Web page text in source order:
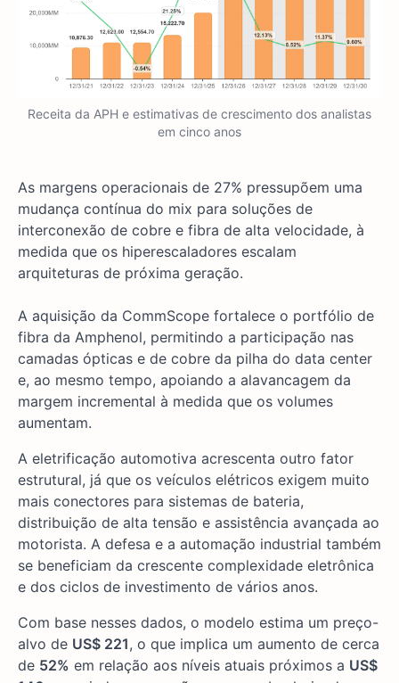
Receita da APH e estimativas de crescimento dos analistas
em cinco anos
As margens operacionais de 27% pressupõem uma
mudança contínua do mix para soluções de
interconexão de cobre e fibra de alta velocidade, à
medida que os hiperescaladores escalam
arquiteturas de próxima geração.
A aquisição da CommScope fortalece o portfólio de
fibra da Amphenol, permitindo a participação nas
camadas ópticas e de cobre da pilha do data center
e, ao mesmo tempo, apoiando a alavancagem da
margem incremental à medida que os volumes
aumentam.
A eletrificação automotiva acrescenta outro fator
estrutural, já que os veículos elétricos exigem muito
mais conectores para sistemas de bateria,
distribuição de alta tensão e assistência avançada ao
motorista. A defesa e a automação industrial também
se beneficiam da crescente complexidade eletrônica
e dos ciclos de investimento de vários anos.
Com base nesses dados, o modelo estima um preço-
alvo de US$ 221, o que implica um aumento de cerca
de 52% em relação aos níveis atuais próximos a US$